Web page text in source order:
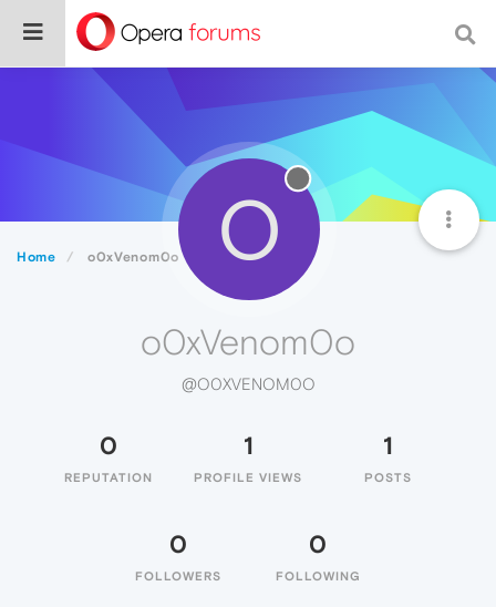
Home o0xVenom0o O
o0xVenom0o
@O0XVENOM0O
0
REPUTATION
1
PROFILE VIEWS
1
POSTS
0
FOLLOWERS
0
FOLLOWING